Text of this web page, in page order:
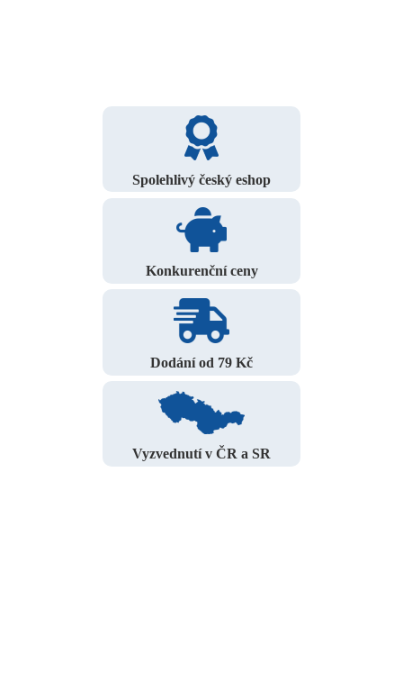
Spolehlivý český eshop
Konkurenční ceny
Dodání od 79 Kč
Vyzvednutí v ČR a SR